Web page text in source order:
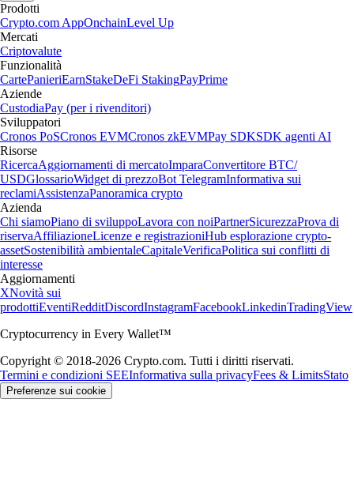
Prodotti
Crypto.com AppOnchainLevel Up
Mercati
Criptovalute
Funzionalità
CartePanieriEarnStakeDeFi StakingPayPrime
Aziende
CustodiaPay (per i rivenditori)
Sviluppatori
Cronos PoSCronos EVMCronos zkEVMPay SDKSDK agenti AI
Risorse
RicercaAggiornamenti di mercatoImparaConvertitore BTC/
USDGlossarioWidget di prezzoBot TelegramInformativa sui
reclamiAssistenzaPanoramica crypto
Azienda
Chi siamoPiano di sviluppoLavora con noiPartnerSicurezzaProva di
riservaAffiliazioneLicenze e registrazioniHub esplorazione crypto-
assetSostenibilità ambientaleCapitaleVerificaPolitica sui conflitti di
interesse
Aggiornamenti
XNovità sui
prodottiEventiRedditDiscordInstagramFacebookLinkedinTradingView
Cryptocurrency in Every Wallet™
Copyright © 2018-2026 Crypto.com. Tutti i diritti riservati.
Termini e condizioni SEEInformativa sulla privacyFees & LimitsStato
Preferenze sui cookie